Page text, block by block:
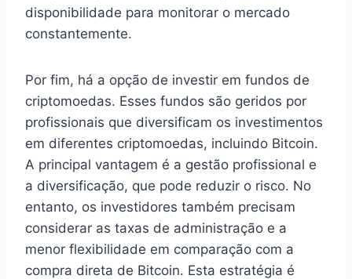
disponibilidade para monitorar o mercado
constantemente.
Por fim, há a opção de investir em fundos de
criptomoedas. Esses fundos são geridos por
profissionais que diversificam os investimentos
em diferentes criptomoedas, incluindo Bitcoin.
A principal vantagem é a gestão profissional e
a diversificação, que pode reduzir o risco. No
entanto, os investidores também precisam
considerar as taxas de administração e a
menor flexibilidade em comparação com a
compra direta de Bitcoin. Esta estratégia é